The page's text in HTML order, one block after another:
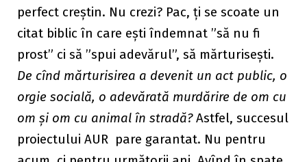
perfect creștin. Nu crezi? Pac, ți se scoate un
citat biblic în care ești îndemnat ”să nu fi
prost” ci să ”spui adevărul”, să mărturisești.
De cînd mărturisirea a devenit un act public, o
orgie socială, o adevărată murdărire de om cu
om și om cu animal în stradă?Astfel, succesul
proiectului AUR pare garantat. Nu pentru